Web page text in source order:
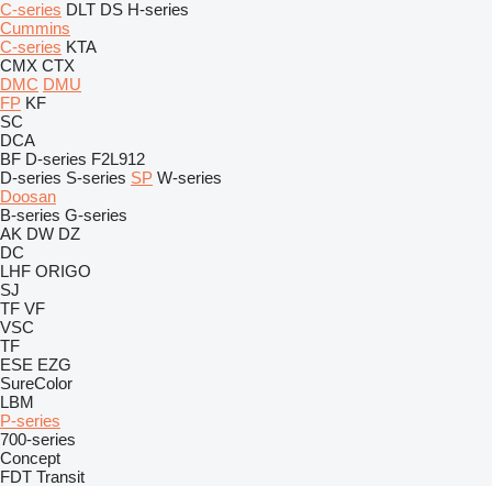
C-series DLT DS H-series
Cummins
C-series KTA
CMX CTX
DMC DMU
FP KF
SC
DCA
BF D-series F2L912
D-series S-series SP W-series
Doosan
B-series G-series
AK DW DZ
DC
LHF ORIGO
SJ
TF VF
VSC
TF
ESE EZG
SureColor
LBM
P-series
700-series
Concept
FDT Transit